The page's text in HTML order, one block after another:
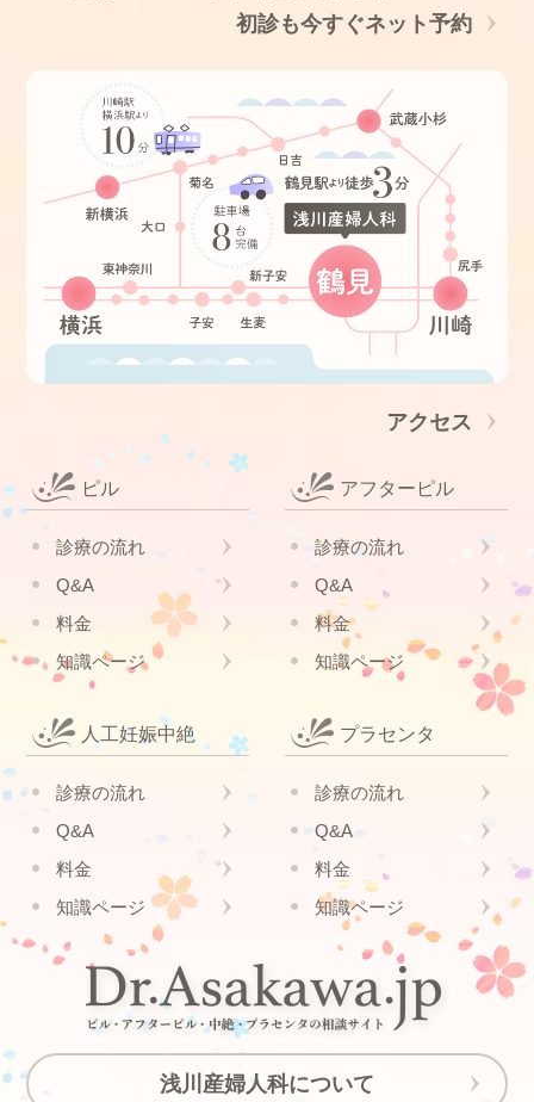
初診も今すぐネット予約
アクセス
ピル
診療の流れ
Q&A
料金
知識ページ
アフターピル
診療の流れ
Q&A
料金
知識ページ
人工妊娠中絶
診療の流れ
Q&A
料金
知識ページ
プラセンタ
診療の流れ
Q&A
料金
知識ページ
浅川産婦人科について